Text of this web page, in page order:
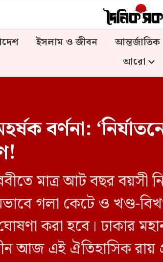
ইসলাম ও জীবন আন্তর্জাতিক
আরো
বর্ণনা:
মাত্র আট বছর
গলা কেটে ও খণ্ড-
করা হবে। ঢাকার
আজ এই ঐতিহাসিক রায়